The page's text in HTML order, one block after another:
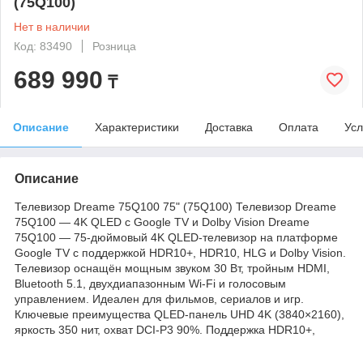
Нет в наличии
Код: 83490
Розница
689 990 ₸
Описание Характеристики Доставка Оплата
Описание
Телевизор Dreame 75Q100 75" (75Q100) Телевизор Dreame
75Q100 — 4K QLED с Google TV и Dolby Vision Dreame
75Q100 — 75-дюймовый 4K QLED-телевизор на платформе
Google TV с поддержкой HDR10+, HDR10, HLG и Dolby Vision.
Телевизор оснащён мощным звуком 30 Вт, тройным HDMI,
Bluetooth 5.1, двухдиапазонным Wi-Fi и голосовым
управлением. Идеален для фильмов, сериалов и игр.
Ключевые преимущества QLED-панель UHD 4K (3840×2160),
яркость 350 нит, охват DCI-P3 90%. Поддержка HDR10+,